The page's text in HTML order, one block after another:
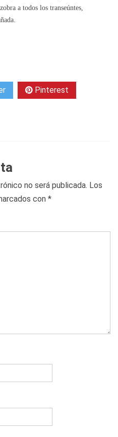
a todos los transeúntes,
Pinterest
no será publicada. Los
con *